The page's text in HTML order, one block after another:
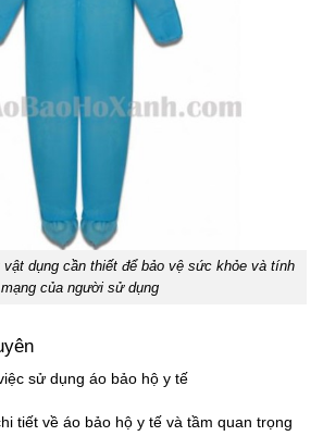
dụng cần thiết để bảo vệ sức khỏe và tính
mạng của người sử dụng
sử dụng áo bảo hộ y tế
tiết về áo bảo hộ y tế và tầm quan trọng